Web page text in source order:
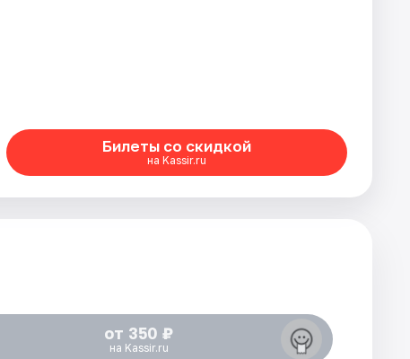
Билеты со скидкой
на Kassir.ru
от 350 ₽
на Kassir.ru